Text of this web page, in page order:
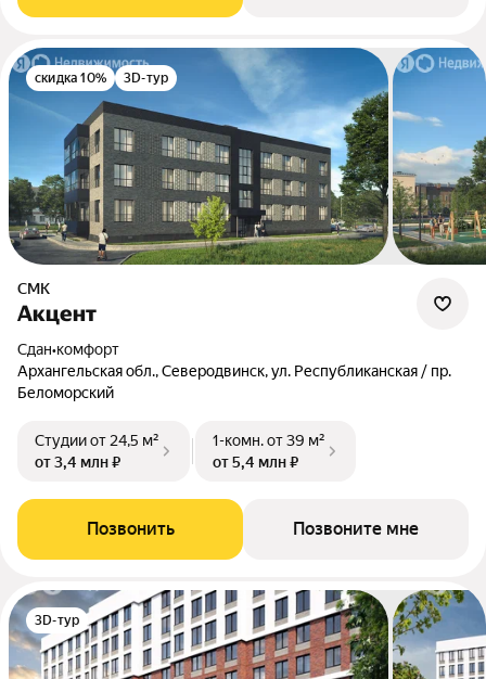
скидка 10% 3D-тур
СМК
Акцент
Сдан•комфорт
Архангельская обл., Северодвинск, ул. Республиканская / пр.
Беломорский
Студииот 24,5 м²
от 3,4 млн ₽
1-комн.от 39 м²
от 5,4 млн ₽
Позвонить Позвоните мне
3D-тур